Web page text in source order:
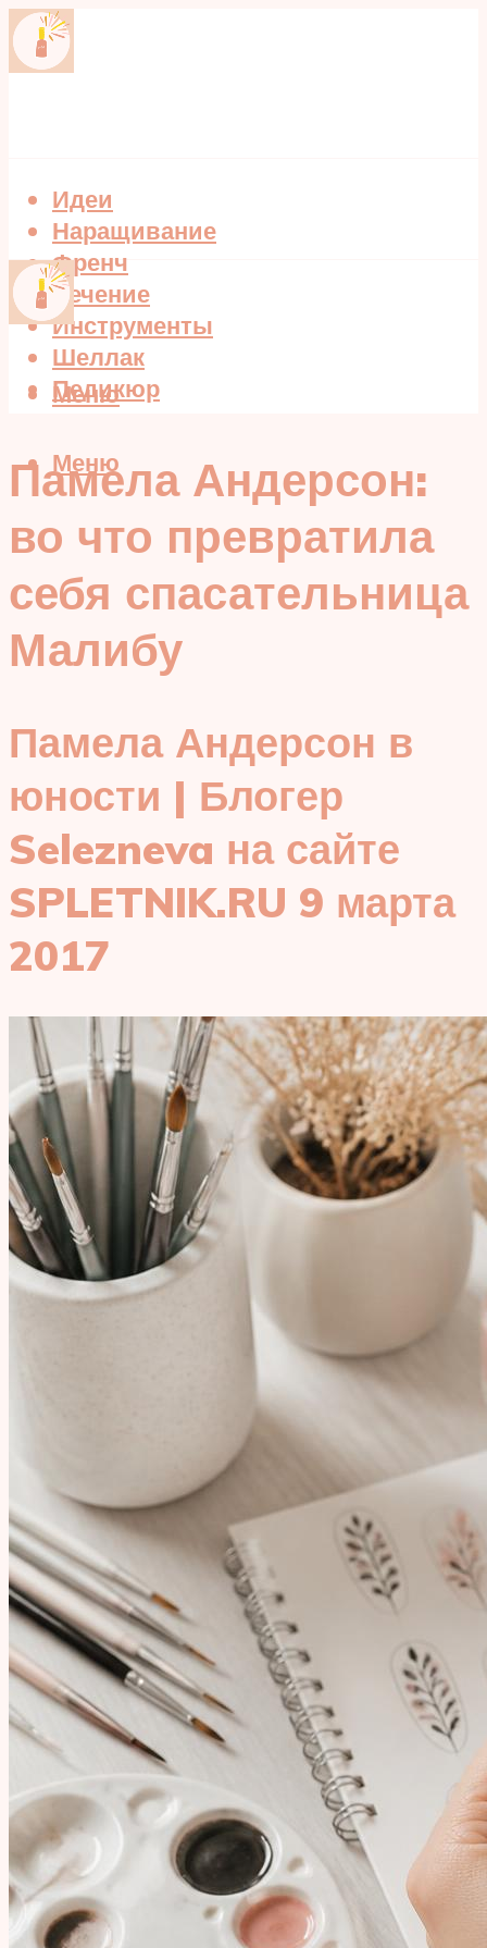
Идеи
Наращивание
Френч
Лечение
Инструменты
Шеллак
Педикюр
Меню
Меню
Памела Андерсон:
во что превратила
себя спасательница
Малибу
Памела Андерсон в
юности | Блогер
Selezneva на сайте
SPLETNIK.RU 9 марта
2017